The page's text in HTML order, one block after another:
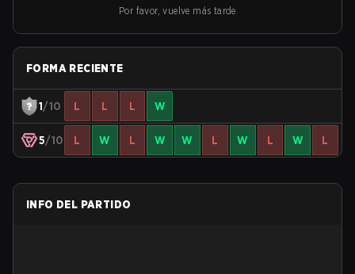
Por favor, vuelve más tarde
FORMA RECIENTE
1/10 L L L W
5/10 L W L W W L W L W L
INFO DEL PARTIDO